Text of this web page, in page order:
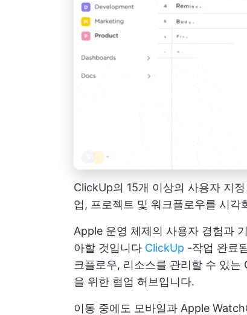
ClickUp의 15개 이상의 사용자 지
업, 프로젝트 및 워크플로우를 시각
Apple 운영 체제의 사용자 경험과
아할 것입니다 ClickUp -작업 완료
크플로우, 리소스를 관리할 수 있
을 위한 협업 허브입니다.
이동 중에도 모바일과 Apple